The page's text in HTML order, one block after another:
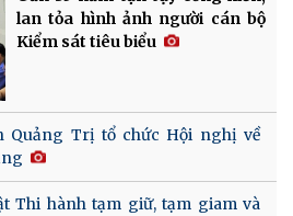
lan tỏa hình ảnh người cán bộ
Kiểm sát tiêu biểu
Quảng Trị tổ chức Hội nghị về
Thi hành tạm giữ, tạm giam và